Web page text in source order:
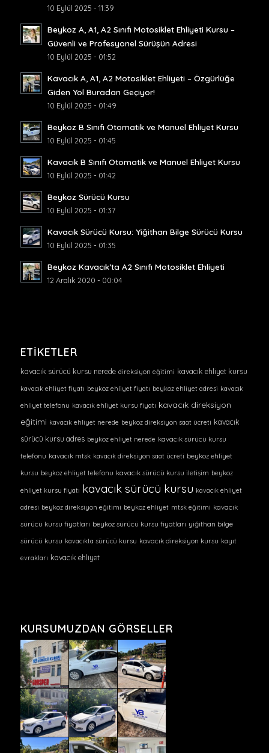
10 Eylül 2025 - 11:39
Beykoz A, A1, A2 Sınıfı Motosiklet Ehliyeti Kursu –
Güvenli ve Profesyonel Sürüşün Adresi
10 Eylül 2025 - 01:52
Kavacık A, A1, A2 Motosiklet Ehliyeti – Özgürlüğe
Giden Yol Buradan Geçiyor!
10 Eylül 2025 - 01:49
Beykoz B Sınıfı Otomatik ve Manuel Ehliyet Kursu
10 Eylül 2025 - 01:45
Kavacık B Sınıfı Otomatik ve Manuel Ehliyet Kursu
10 Eylül 2025 - 01:42
Beykoz Sürücü Kursu
10 Eylül 2025 - 01:37
Kavacık Sürücü Kursu: Yiğithan Bilge Sürücü Kursu
10 Eylül 2025 - 01:35
Beykoz Kavacık’ta A2 Sınıfı Motosiklet Ehliyeti
12 Aralık 2020 - 00:04
ETIKETLER
kavacık sürücü kursu nerede direksiyon eğitimi kavacık ehliyet kursu
kavacık ehliyet fiyatı beykoz ehliyet fiyatı beykoz ehliyet adresi kavacık
ehliyet telefonu kavacık ehliyet kursu fiyatı kavacık direksiyon
eğitimi kavacık ehliyet nerede beykoz direksiyon saat ücreti kavacık
sürücü kursu adres beykoz ehliyet nerede kavacık sürücü kursu
telefonu kavacık mtsk kavacık direksiyon saat ücreti beykoz ehliyet
kursu beykoz ehliyet telefonu kavacık sürücü kursu iletişim beykoz
ehliyet kursu fiyatı kavacık sürücü kursu kavacık ehliyet
adresi beykoz direksiyon eğitimi beykoz ehliyet mtsk eğitimi kavacık
sürücü kursu fiyatları beykoz sürücü kursu fiyatları yiğithan bilge
sürücü kursu kavacıkta sürücü kursu kavacık direksiyon kursu kayıt
evrakları kavacık ehliyet
KURSUMUZDAN GÖRSELLER